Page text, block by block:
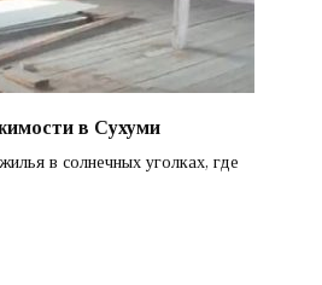
в Сухуми
в солнечных уголках, где